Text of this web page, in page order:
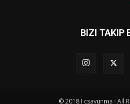
BIZI TAKIP
© 2018 I csavunma I All